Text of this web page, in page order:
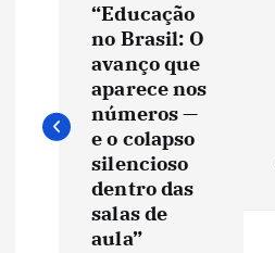
v
e
“Educação
no Brasil: O
avanço que
aparece nos
números —
e o colapso
silencioso
dentro das
salas de
aula”